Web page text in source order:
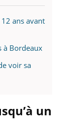
ans avant
à Bordeaux
voir sa
un